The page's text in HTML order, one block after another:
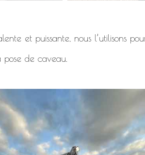
et puissante, nous l’utilisons
pose de caveau.